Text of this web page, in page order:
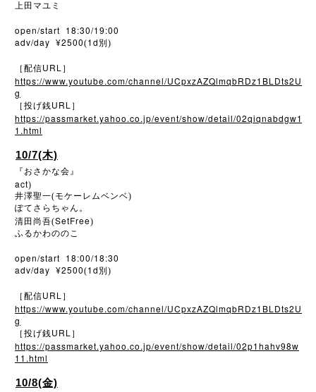
上田マユミ
open/start 18:30/19:00
adv/day ¥2500(1d 別)
［配信URL ］
https://www.youtube.com/channel/UCpxzAZQlmqbRDz1BLDts2U
g
［投げ銭URL ］
https://passmarket.yahoo.co.jp/event/show/detail/02qiqnabdgw1
1.html
10/7(木)
『おさかな会』
act)
井澤聖一(モケーレムベンベ)
ぽてさらちゃん。
清田尚吾(SetFree)
ふるかわののこ
open/start 18:00/18:30
adv/day ¥2500(1d 別)
［配信URL ］
https://www.youtube.com/channel/UCpxzAZQlmqbRDz1BLDts2U
g
［投げ銭URL ］
https://passmarket.yahoo.co.jp/event/show/detail/02p1hahv98w
11.html
10/8(金)